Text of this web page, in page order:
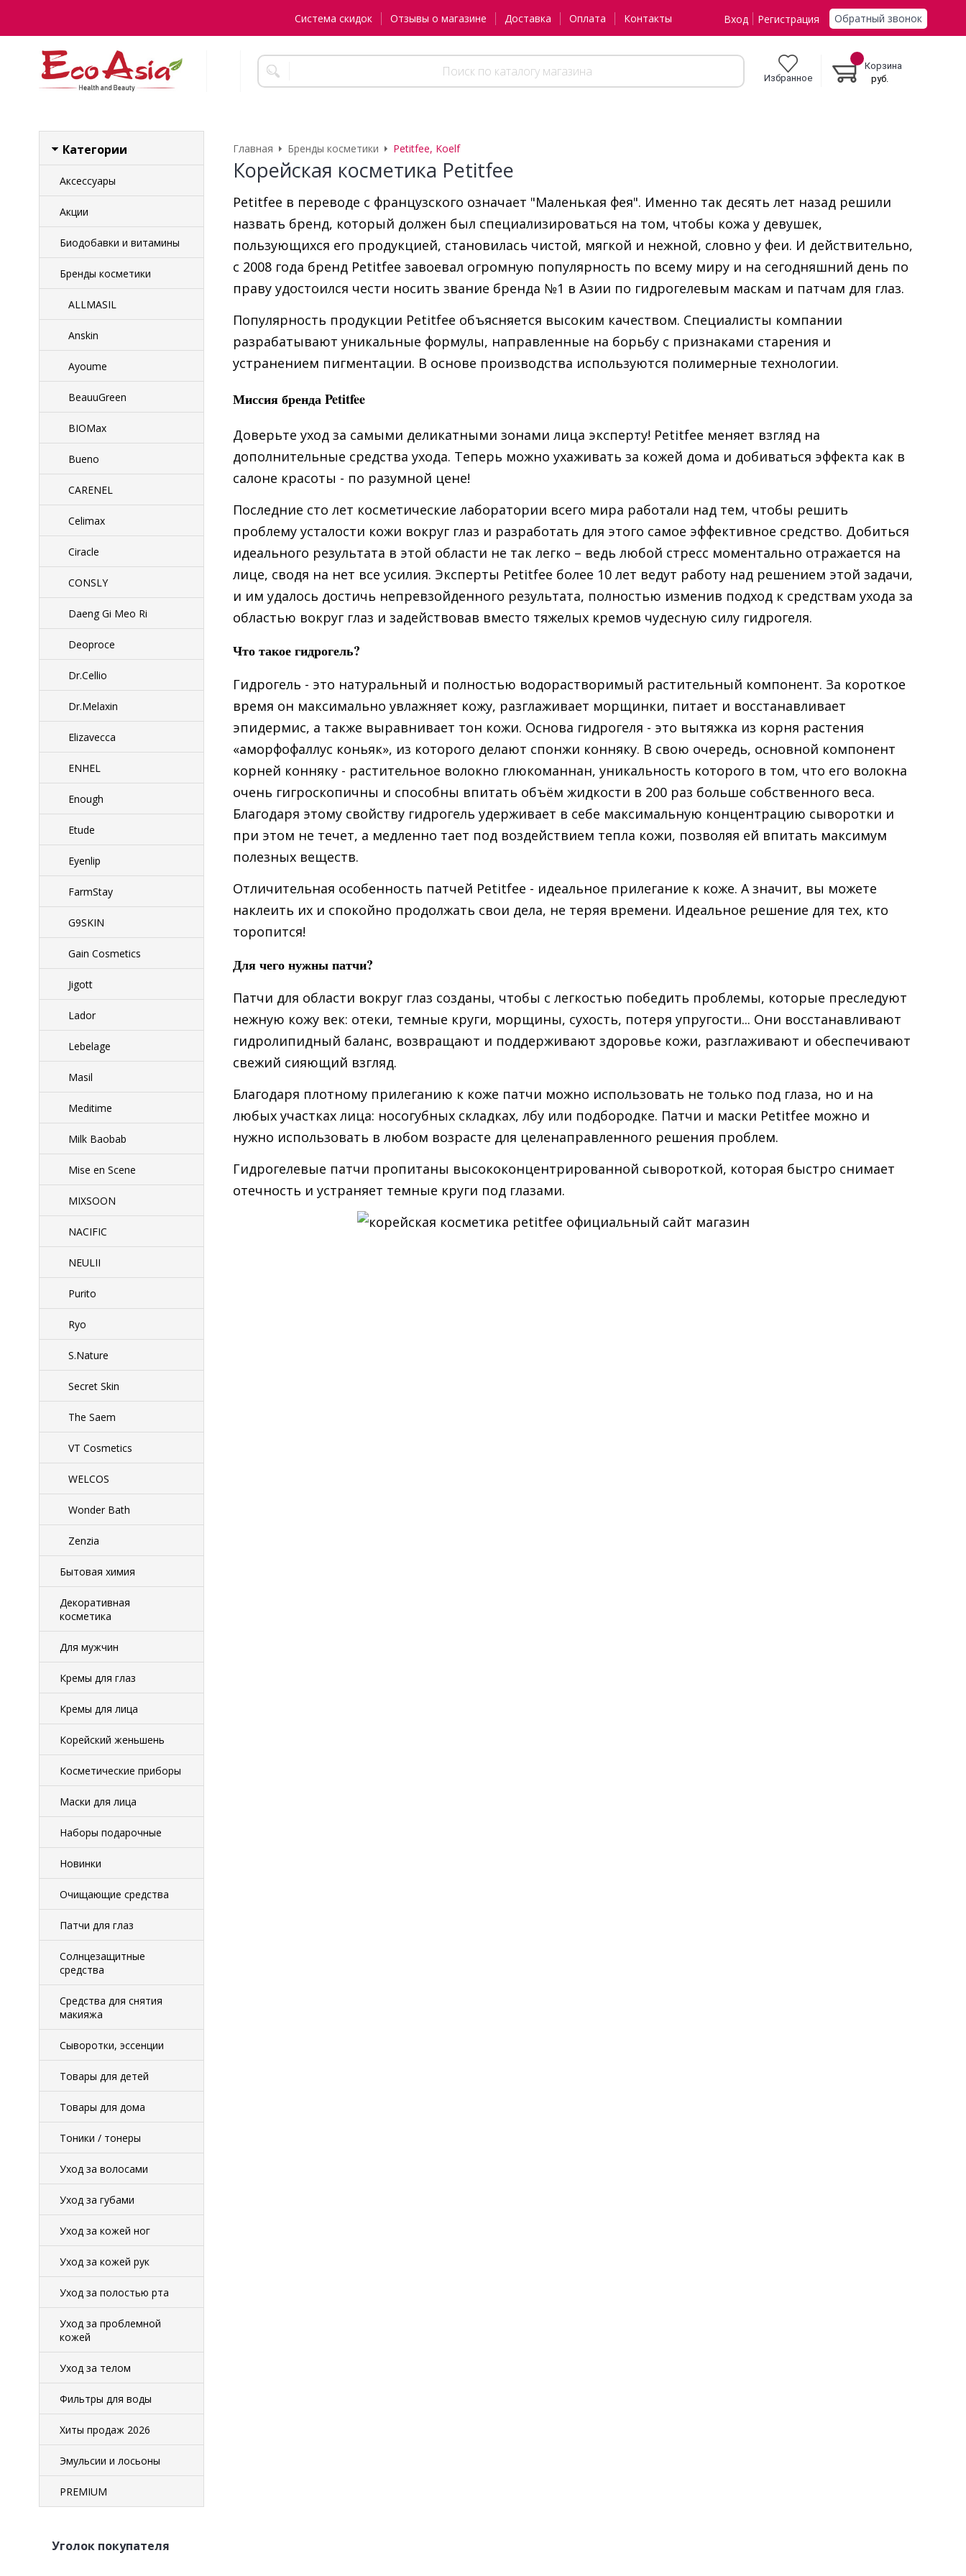
Система скидок Отзывы о магазине Доставка Оплата Контакты Вход Регистрация Обратный звонок
Избранное
Корзина
руб.
Категории
Аксессуары
Акции
Биодобавки и витамины
Бренды косметики
ALLMASIL
Anskin
Ayoume
BeauuGreen
BIOMax
Bueno
CARENEL
Celimax
Ciracle
CONSLY
Daeng Gi Meo Ri
Deoproce
Dr.Cellio
Dr.Melaxin
Elizavecca
ENHEL
Enough
Etude
Eyenlip
FarmStay
G9SKIN
Gain Cosmetics
Jigott
Lador
Lebelage
Masil
Meditime
Milk Baobab
Mise en Scene
MIXSOON
NACIFIC
NEULII
Purito
Ryo
S.Nature
Secret Skin
The Saem
VT Cosmetics
WELCOS
Wonder Bath
Zenzia
Бытовая химия
Декоративная
косметика
Для мужчин
Кремы для глаз
Кремы для лица
Корейский женьшень
Косметические приборы
Маски для лица
Наборы подарочные
Новинки
Очищающие средства
Патчи для глаз
Солнцезащитные
средства
Средства для снятия
макияжа
Сыворотки, эссенции
Товары для детей
Товары для дома
Тоники / тонеры
Уход за волосами
Уход за губами
Уход за кожей ног
Уход за кожей рук
Уход за полостью рта
Уход за проблемной
кожей
Уход за телом
Фильтры для воды
Хиты продаж 2026
Эмульсии и лосьоны
PREMIUM
Уголок покупателя
Главная Бренды косметики Petitfee, Koelf
Корейская косметика Petitfee
Petitfee в переводе с французского означает "Маленькая фея". Именно так десять лет назад решили
назвать бренд, который должен был специализироваться на том, чтобы кожа у девушек,
пользующихся его продукцией, становилась чистой, мягкой и нежной, словно у феи. И действительно,
с 2008 года бренд Petitfee завоевал огромную популярность по всему миру и на сегодняшний день по
праву удостоился чести носить звание бренда №1 в Азии по гидрогелевым маскам и патчам для глаз.
Популярность продукции Petitfee объясняется высоким качеством. Специалисты компании
разрабатывают уникальные формулы, направленные на борьбу с признаками старения и
устранением пигментации. В основе производства используются полимерные технологии.
Миссия бренда Petitfee
Доверьте уход за самыми деликатными зонами лица эксперту! Petitfee меняет взгляд на
дополнительные средства ухода. Теперь можно ухаживать за кожей дома и добиваться эффекта как в
салоне красоты - по разумной цене!
Последние сто лет косметические лаборатории всего мира работали над тем, чтобы решить
проблему усталости кожи вокруг глаз и разработать для этого самое эффективное средство. Добиться
идеального результата в этой области не так легко – ведь любой стресс моментально отражается на
лице, сводя на нет все усилия. Эксперты Petitfee более 10 лет ведут работу над решением этой задачи,
и им удалось достичь непревзойденного результата, полностью изменив подход к средствам ухода за
областью вокруг глаз и задействовав вместо тяжелых кремов чудесную силу гидрогеля.
Что такое гидрогель?
Гидрогель - это натуральный и полностью водорастворимый растительный компонент. За короткое
время он максимально увлажняет кожу, разглаживает морщинки, питает и восстанавливает
эпидермис, а также выравнивает тон кожи. Основа гидрогеля - это вытяжка из корня растения
«аморфофаллус коньяк», из которого делают спонжи конняку. В свою очередь, основной компонент
корней конняку - растительное волокно глюкоманнан, уникальность которого в том, что его волокна
очень гигроскопичны и способны впитать объём жидкости в 200 раз больше собственного веса.
Благодаря этому свойству гидрогель удерживает в себе максимальную концентрацию сыворотки и
при этом не течет, а медленно тает под воздействием тепла кожи, позволяя ей впитать максимум
полезных веществ.
Отличительная особенность патчей Petitfee - идеальное прилегание к коже. А значит, вы можете
наклеить их и спокойно продолжать свои дела, не теряя времени. Идеальное решение для тех, кто
торопится!
Для чего нужны патчи?
Патчи для области вокруг глаз созданы, чтобы с легкостью победить проблемы, которые преследуют
нежную кожу век: отеки, темные круги, морщины, сухость, потеря упругости... Они восстанавливают
гидролипидный баланс, возвращают и поддерживают здоровье кожи, разглаживают и обеспечивают
свежий сияющий взгляд.
Благодаря плотному прилеганию к коже патчи можно использовать не только под глаза, но и на
любых участках лица: носогубных складках, лбу или подбородке. Патчи и маски Petitfee можно и
нужно использовать в любом возрасте для целенаправленного решения проблем.
Гидрогелевые патчи пропитаны высококонцентрированной сывороткой, которая быстро снимает
отечность и устраняет темные круги под глазами.